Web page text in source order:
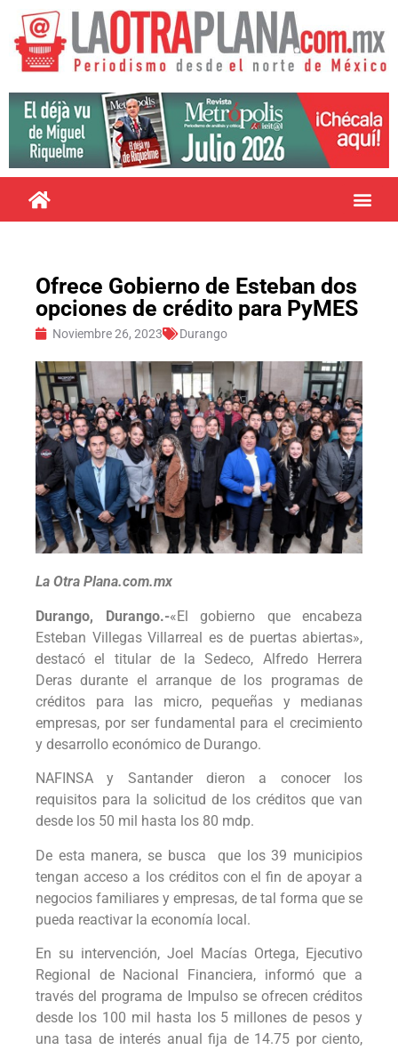
Ofrece Gobierno de Esteban dos
opciones de crédito para PyMES
Noviembre 26, 2023 Durango
La Otra Plana.com.mx
Durango, Durango.-«El gobierno que encabeza
Esteban Villegas Villarreal es de puertas abiertas»,
destacó el titular de la Sedeco, Alfredo Herrera
Deras durante el arranque de los programas de
créditos para las micro, pequeñas y medianas
empresas, por ser fundamental para el crecimiento
y desarrollo económico de Durango.
NAFINSA y Santander dieron a conocer los
requisitos para la solicitud de los créditos que van
desde los 50 mil hasta los 80 mdp.
De esta manera, se busca que los 39 municipios
tengan acceso a los créditos con el fin de apoyar a
negocios familiares y empresas, de tal forma que se
pueda reactivar la economía local.
En su intervención, Joel Macías Ortega, Ejecutivo
Regional de Nacional Financiera, informó que a
través del programa de Impulso se ofrecen créditos
desde los 100 mil hasta los 5 millones de pesos y
una tasa de interés anual fija de 14.75 por ciento,